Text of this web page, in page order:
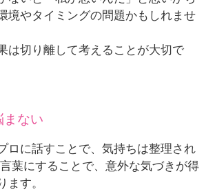
境やタイミングの問題かもしれませ
は切り離して考えることが大切で
ない
ロに話すことで、気持ちは整理され
葉にすることで、意外な気づきが得
ます。